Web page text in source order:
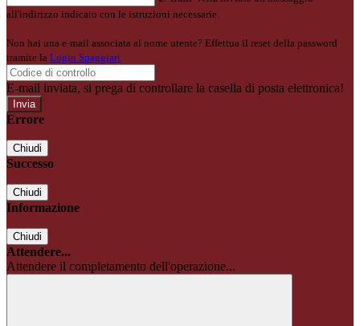
all'indirizzo indicato con le istruzioni necessarie.
Non hai una e-mail associata al nome utente? Effettua il reset della password
tramite la Login Spaggiari
E-mail inviata, si prega di controllare la casella di posta elettronica!
Errore
Chiudi
Successo
Chiudi
Informazione
Chiudi
Attendere...
Attendere il completamento dell'operazione...